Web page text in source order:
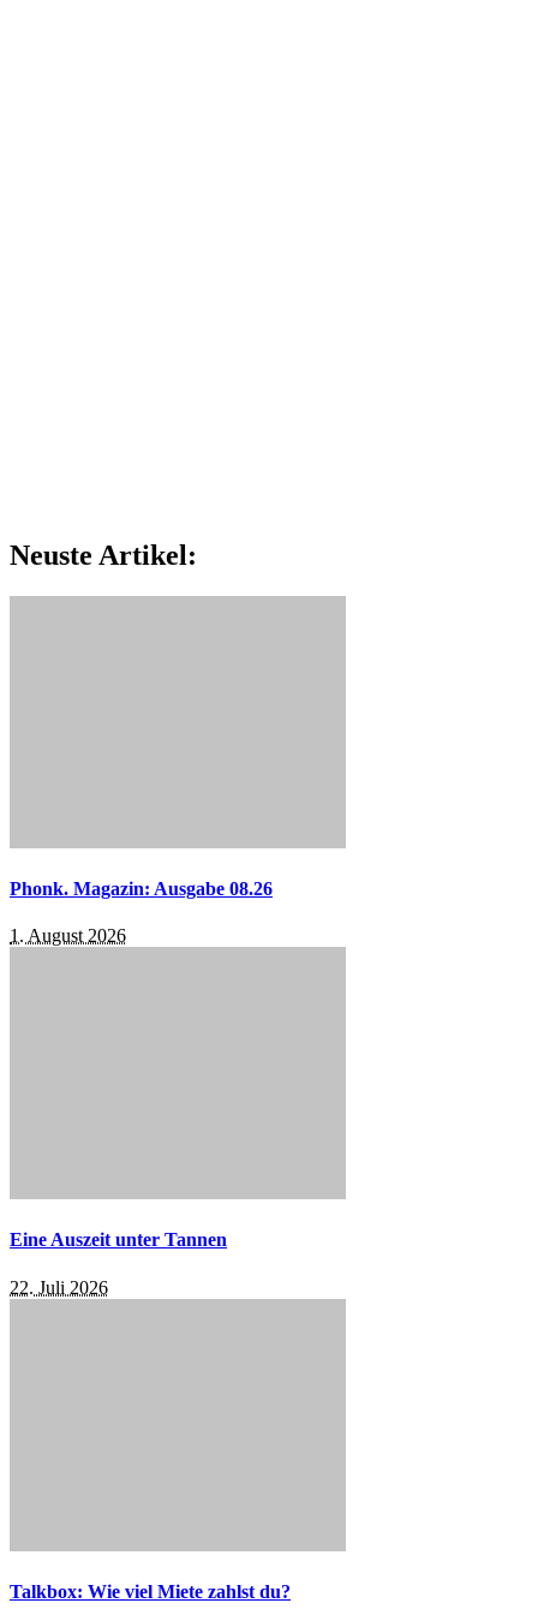
Neuste Artikel:
Phonk. Magazin: Ausgabe 08.26
1. August 2026
Eine Auszeit unter Tannen
22. Juli 2026
Talkbox: Wie viel Miete zahlst du?